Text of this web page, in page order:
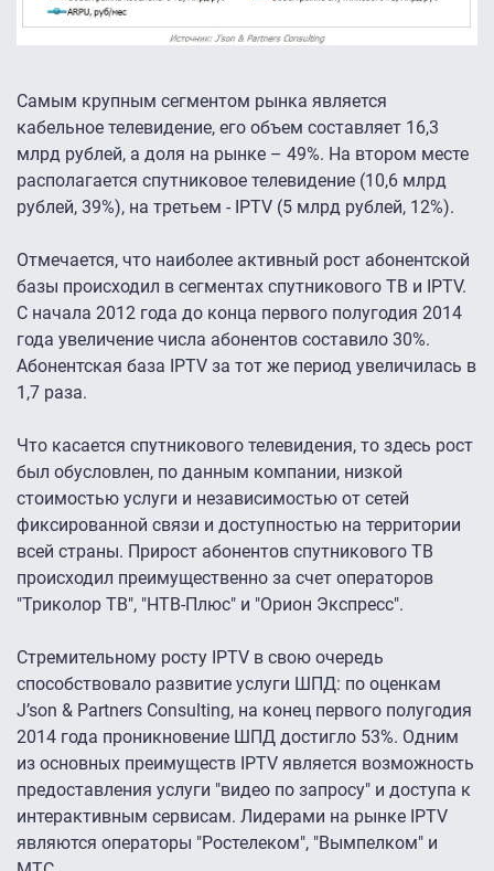
Самым крупным сегментом рынка является
кабельное телевидение, его объем составляет 16,3
млрд рублей, а доля на рынке – 49%. На втором месте
располагается спутниковое телевидение (10,6 млрд
рублей, 39%), на третьем - IPTV (5 млрд рублей, 12%).
Отмечается, что наиболее активный рост абонентской
базы происходил в сегментах спутникового ТВ и IPTV.
С начала 2012 года до конца первого полугодия 2014
года увеличение числа абонентов составило 30%.
Абонентская база IPTV за тот же период увеличилась в
1,7 раза.
Что касается спутникового телевидения, то здесь рост
был обусловлен, по данным компании, низкой
стоимостью услуги и независимостью от сетей
фиксированной связи и доступностью на территории
всей страны. Прирост абонентов спутникового ТВ
происходил преимущественно за счет операторов
"Триколор ТВ", "НТВ-Плюс" и "Орион Экспресс".
Стремительному росту IPTV в свою очередь
способствовало развитие услуги ШПД: по оценкам
J’son & Partners Consulting, на конец первого полугодия
2014 года проникновение ШПД достигло 53%. Одним
из основных преимуществ IPTV является возможность
предоставления услуги "видео по запросу" и доступа к
интерактивным сервисам. Лидерами на рынке IPTV
являются операторы "Ростелеком", "Вымпелком" и